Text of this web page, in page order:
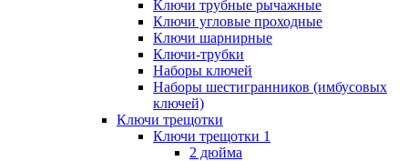
Ключи трубные рычажные
Ключи угловые проходные
Ключи шарнирные
Ключи-трубки
Наборы ключей
Наборы шестигранников (имбусовых
ключей)
Ключи трещотки
Ключи трещотки 1
2 дюйма